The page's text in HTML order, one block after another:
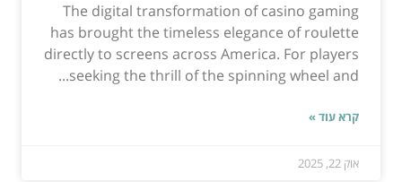
The digital transformation of casino gaming
has brought the timeless elegance of roulette
directly to screens across America. For players
seeking the thrill of the spinning wheel and...
קרא עוד »
אוק 22, 2025